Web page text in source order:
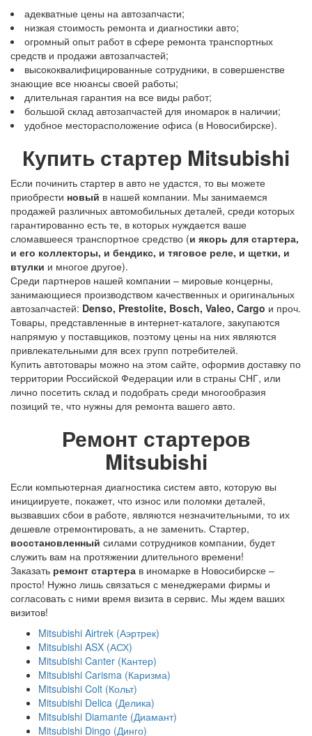
адекватные цены на автозапчасти;
низкая стоимость ремонта и диагностики авто;
огромный опыт работ в сфере ремонта транспортных
средств и продажи автозапчастей;
высококвалифицированные сотрудники, в совершенстве
знающие все нюансы своей работы;
длительная гарантия на все виды работ;
большой склад автозапчастей для иномарок в наличии;
удобное месторасположение офиса (в Новосибирске).
Купить стартер Mitsubishi
Если починить стартер в авто не удастся, то вы можете
приобрести новый в нашей компании. Мы занимаемся
продажей различных автомобильных деталей, среди которых
гарантированно есть те, в которых нуждается ваше
сломавшееся транспортное средство (и якорь для стартера,
и его коллекторы, и бендикс, и тяговое реле, и щетки, и
втулки и многое другое).
Среди партнеров нашей компании – мировые концерны,
занимающиеся производством качественных и оригинальных
автозапчастей: Denso, Prestolite, Bosch, Valeo, Cargo и проч.
Товары, представленные в интернет-каталоге, закупаются
напрямую у поставщиков, поэтому цены на них являются
привлекательными для всех групп потребителей.
Купить автотовары можно на этом сайте, оформив доставку по
территории Российской Федерации или в страны СНГ, или
лично посетить склад и подобрать среди многообразия
позиций те, что нужны для ремонта вашего авто.
Ремонт стартеров
Mitsubishi
Если компьютерная диагностика систем авто, которую вы
инициируете, покажет, что износ или поломки деталей,
вызвавших сбои в работе, являются незначительными, то их
дешевле отремонтировать, а не заменить. Стартер,
восстановленный силами сотрудников компании, будет
служить вам на протяжении длительного времени!
Заказать ремонт стартера в иномарке в Новосибирске –
просто! Нужно лишь связаться с менеджерами фирмы и
согласовать с ними время визита в сервис. Мы ждем ваших
визитов!
Mitsubishi Airtrek (Аэртрек)
Mitsubishi ASX (АСХ)
Mitsubishi Canter (Кантер)
Mitsubishi Carisma (Каризма)
Mitsubishi Colt (Кольт)
Mitsubishi Delica (Делика)
Mitsubishi Diamante (Диамант)
Mitsubishi Dingo (Динго)